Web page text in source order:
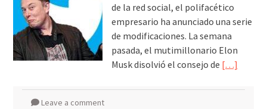
de la red social, el polifacético
empresario ha anunciado una serie
de modificaciones. La semana
pasada, el mutimillonario Elon
Musk disolvió el consejo de […]
Leave a comment